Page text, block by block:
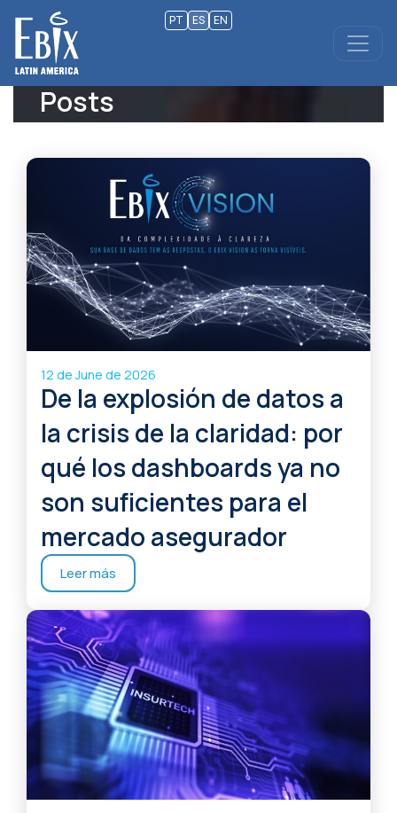
PT ES EN
Posts
12 de June de 2026
De la explosión de datos a
la crisis de la claridad: por
qué los dashboards ya no
son suficientes para el
mercado asegurador
Leer más